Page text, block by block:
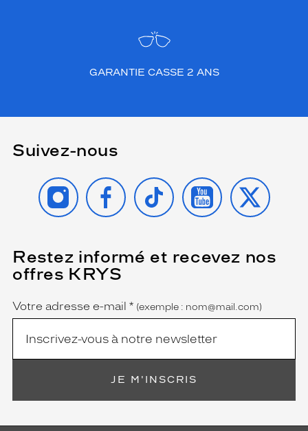
GARANTIE CASSE 2 ANS
Suivez-nous
INSTAGRAMFACEBOOK
TIKTOK YOUTUBE
X
Restez informé et recevez nos
offres KRYS
Name
Votre adresse e-mail *
(Ce
champ
est
obligatoire)
(exemple : nom@mail.com)
JE M'INSCRIS